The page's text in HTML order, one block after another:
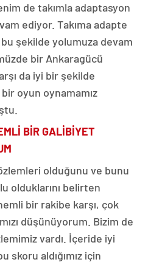
de takımla adaptasyon
ediyor. Takıma adapte
şekilde yolumuza devam
bir Ankaragücü
da iyi bir şekilde
oyun oynamamız
BİR GALİBİYET
olduğunu ve bunu
olduklarını belirten
bir rakibe karşı, çok
düşünüyorum. Bizim de
vardı. İçeride iyi
skoru aldığımız için